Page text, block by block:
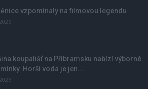
vzpomínaly na filmovou legendu
koupališť na Příbramsku nabízí výborné
Horší voda je jen...